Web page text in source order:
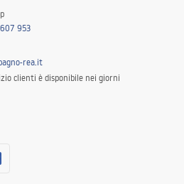
953
rea.it
clienti è disponibile nei giorni